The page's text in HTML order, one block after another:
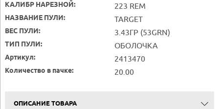
КАЛИБР НАРЕЗНОЙ: 223 REM
НАЗВАНИЕ ПУЛИ: TARGET
ВЕС ПУЛИ: 3.43ГР (53GRN)
ТИП ПУЛИ: ОБОЛОЧКА
Артикул: 2413470
Количество в пачке: 20.00
ОПИСАНИЕ ТОВАРА